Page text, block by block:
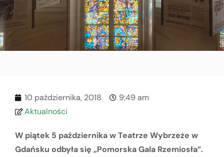
10 października, 2018
9:49 am
Aktualności
W piątek 5 października w Teatrze Wybrzeże w
Gdańsku odbyła się „Pomorska Gala Rzemiosła”.